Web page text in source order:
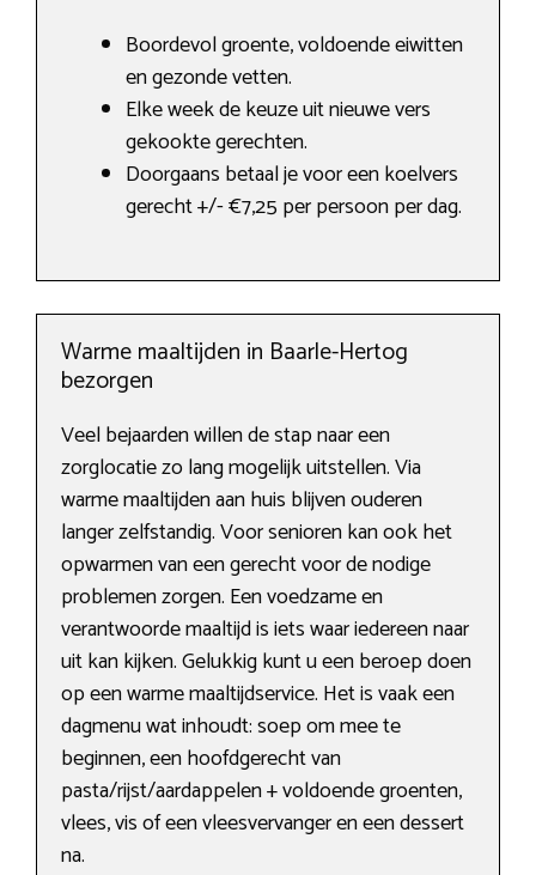
Boordevol groente, voldoende eiwitten
en gezonde vetten.
Elke week de keuze uit nieuwe vers
gekookte gerechten.
Doorgaans betaal je voor een koelvers
gerecht +/- €7,25 per persoon per dag.
Warme maaltijden in Baarle-Hertog
bezorgen
Veel bejaarden willen de stap naar een
zorglocatie zo lang mogelijk uitstellen. Via
warme maaltijden aan huis blijven ouderen
langer zelfstandig. Voor senioren kan ook het
opwarmen van een gerecht voor de nodige
problemen zorgen. Een voedzame en
verantwoorde maaltijd is iets waar iedereen naar
uit kan kijken. Gelukkig kunt u een beroep doen
op een warme maaltijdservice. Het is vaak een
dagmenu wat inhoudt: soep om mee te
beginnen, een hoofdgerecht van
pasta/rijst/aardappelen + voldoende groenten,
vlees, vis of een vleesvervanger en een dessert
na.